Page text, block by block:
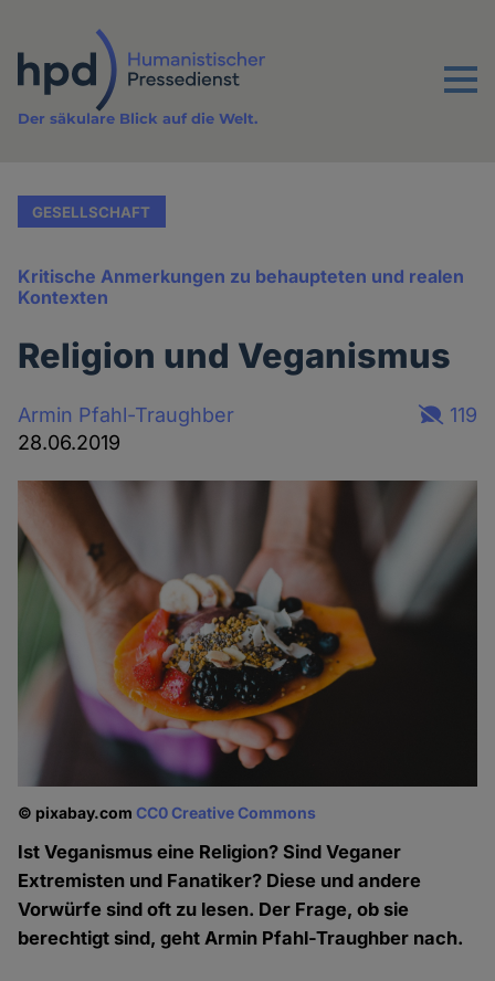
Inhalt
Menu
Der säkulare Blick auf die Welt.
GESELLSCHAFT
Kritische Anmerkungen zu behaupteten und realen
Kontexten
Religion und Veganismus
Armin Pfahl-Traughber
28.06.2019
119
© pixabay.comCC0 Creative Commons
Ist Veganismus eine Religion? Sind Veganer
Extremisten und Fanatiker? Diese und andere
Vorwürfe sind oft zu lesen. Der Frage, ob sie
berechtigt sind, geht Armin Pfahl-Traughber nach.